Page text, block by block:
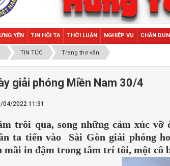
YÊN TIN HỘI TA THỜI LUẬN NGHIỆP VỤ CHÂN
TIN TỨC Trang thơ văn
giải phóng Miền Nam 30/4
2022 11:31
trôi qua, song những cảm xúc vỡ
ta tiến vào Sài Gòn giải phóng
mãi in đậm trong tâm trí tôi, một cô